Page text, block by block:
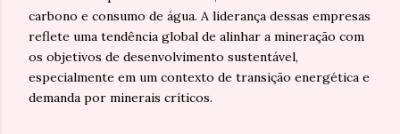
carbono e consumo de água. A liderança dessas empresas
reflete uma tendência global de alinhar a mineração com
os objetivos de desenvolvimento sustentável,
especialmente em um contexto de transição energética e
demanda por minerais críticos.